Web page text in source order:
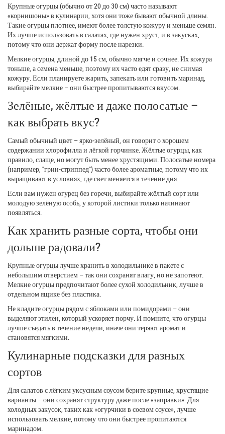
Крупные огурцы (обычно от 20 до 30 см) часто называют
«корнишоны» в кулинарии, хотя они тоже бывают обычной длины.
Такие огурцы плотнее, имеют более толстую кожуру и меньше семян.
Их лучше использовать в салатах, где нужен хруст, и в закусках,
потому что они держат форму после нарезки.
Мелкие огурцы, длиной до 15 см, обычно мягче и сочнее. Их кожура
тоньше, а семена меньше, поэтому их часто едят сразу, не снимая
кожуру. Если планируете жарить, запекать или готовить маринад,
выбирайте мелкие – они быстрее пропитываются вкусом.
Зелёные, жёлтые и даже полосатые –
как выбрать вкус?
Самый обычный цвет – ярко‑зелёный, он говорит о хорошем
содержании хлорофилла и лёгкой горчинке. Жёлтые огурцы, как
правило, слаще, но могут быть менее хрустящими. Полосатые номера
(например, "грин‑стриппед") часто более ароматные, потому что их
выращивают в условиях, где свет меняется в течение дня.
Если вам нужен огурец без горечи, выбирайте жёлтый сорт или
молодую зелёную особь, у которой листики только начинают
появляться.
Как хранить разные сорта, чтобы они
дольше радовали?
Крупные огурцы лучше хранить в холодильнике в пакете с
небольшим отверстием – так они сохранят влагу, но не запотеют.
Мелкие огурцы предпочитают более сухой холодильник, лучше в
отдельном ящике без пластика.
Не кладите огурцы рядом с яблоками или помидорами – они
выделяют этилен, который ускоряет порчу. И помните, что огурцы
лучше съедать в течение недели, иначе они теряют аромат и
становятся мягкими.
Кулинарные подсказки для разных
сортов
Для салатов с лёгким уксусным соусом берите крупные, хрустящие
варианты – они сохранят структуру даже после «заправки». Для
холодных закусок, таких как «огурчики в соевом соусе», лучше
использовать мелкие, потому что они быстрее пропитаются
маринадом.